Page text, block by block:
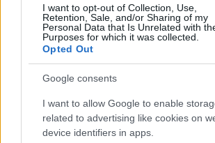
I want to opt-out of Collection, Use,
Retention, Sale, and/or Sharing of my
Personal Data that Is Unrelated with
Purposes for which it was collected.
Opted Out
Google consents
I want to allow Google to enable
related to advertising like cookies on
device identifiers in apps.
HÍRADÓ #VIDEÓ #ADÁSRÉSZLETEK
TOP HÍREK #BELFÖLD #ZUGLÓ
VESZÉLYES ANYAG